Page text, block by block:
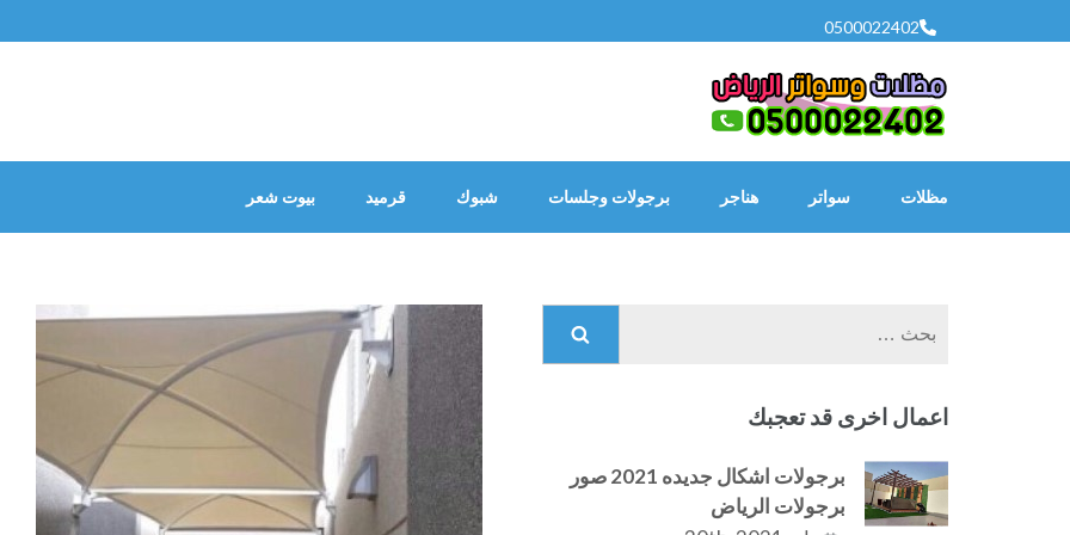
إلى
0500022402
مظلات سواتر هناجر برجولات وجلسات شبوك قرميد بيوت شعر
اعمال اخرى قد تعجبك
برجولات اشكال جديده 2021 صور
برجولات الرياض